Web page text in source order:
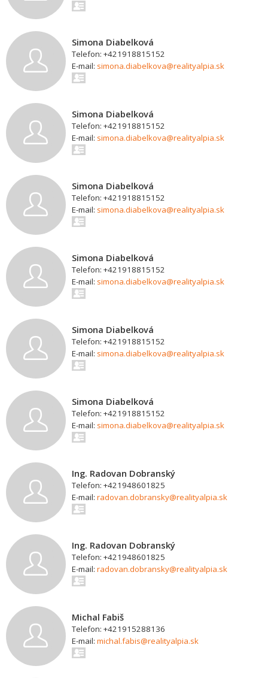
Simona Diabelková
Telefon: +421918815152
E-mail: simona.diabelkova@realityalpia.sk
Simona Diabelková
Telefon: +421918815152
E-mail: simona.diabelkova@realityalpia.sk
Simona Diabelková
Telefon: +421918815152
E-mail: simona.diabelkova@realityalpia.sk
Simona Diabelková
Telefon: +421918815152
E-mail: simona.diabelkova@realityalpia.sk
Simona Diabelková
Telefon: +421918815152
E-mail: simona.diabelkova@realityalpia.sk
Simona Diabelková
Telefon: +421918815152
E-mail: simona.diabelkova@realityalpia.sk
Ing. Radovan Dobranský
Telefon: +421948601825
E-mail: radovan.dobransky@realityalpia.sk
Ing. Radovan Dobranský
Telefon: +421948601825
E-mail: radovan.dobransky@realityalpia.sk
Michal Fabiš
Telefon: +421915288136
E-mail: michal.fabis@realityalpia.sk